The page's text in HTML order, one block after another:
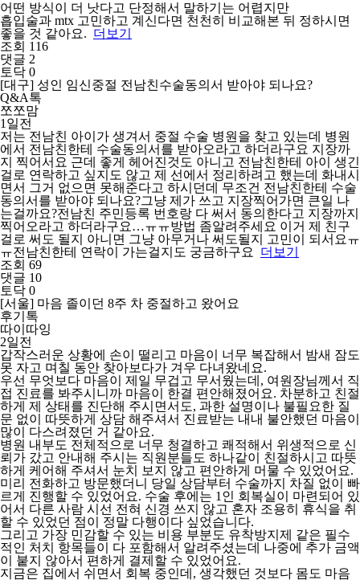
어떤 방식이 더 낫다고 단정해서 말하기는 어렵지만
흡입술과 mtx 고민하고 계신다면 천천히 비교해본 뒤 정하시면
좋을 것 같아요. 더보기
조회 116
댓글 2
토닥 0
[대구] 성인 임신중절 전남친수술동의서 받아야 되나요?
Q&A톡
쪼쪼맘
1일전
저는 전남친 아이가 생겨서 중절 수술 병원을 찾고 있는데 병원
에서 전남친한테 수술동의서를 받아오라고 하더라구요 지장까
지 찍어서요 근데 좋게 헤어진것도 아니고 전남친한테 아이 생긴
걸로 연락하고 싶지도 않고 제 선에서 정리하려고 했는데 화내시
면서 그거 없으면 못해준다고 하시던데 무조건 전남친한테 수술
동의서를 받아야 되나요?그냥 제가 쓰고 지장찍어가면 큰일 나
는걸까요?전남친 주민등록 번호랑 다 써서 동의한다고 지장까지
찍어오라고 하더라구요…ㅠㅠ방법 좀알려주세요 이거 제 친구
걸로 써도 될지 아니면 그냥 아무거나 써도될지 고민이 되서요ㅠ
ㅠ전남친한테 연락이 가는걸지도 궁금하구요
더보기
조회 69
댓글 10
토닥 0
[서울] 마음 졸이던 8주 차 중절하고 왔어요
후기톡
따이따잉
2일전
갑작스러운 상황에 손이 떨리고 마음이 너무 복잡해서 밤새 잠도
못 자고 며칠 동안 찾아보다가 겨우 다녀왔네요.
우선 무엇보다 마음이 제일 무겁고 무서웠는데, 여원장님께서 직
접 진료를 봐주시니까 마음이 한결 편안해졌어요. 차분하고 친절
하게 제 상태를 진단해 주시면서도, 과한 설명이나 불필요한 질
문 없이 따뜻하게 상담 해주셔서 진료받는 내내 불안했던 마음이
많이 다스려졌던 거 같아요.
병원 내부도 전체적으로 너무 청결하고 쾌적해서 위생적으로 신
뢰가 갔고 안내해 주시는 직원분들도 하나같이 친절하시고 따뜻
하게 케어해 주셔서 눈치 보지 않고 편안하게 머물 수 있었어요.
미리 전화하고 방문했더니 당일 상담부터 수술까지 차질 없이 빠
르게 진행할 수 있었어요. 수술 후에는 1인 회복실이 마련되어 있
어서 다른 사람 시선 전혀 신경 쓰지 않고 혼자 조용히 휴식을 취
할 수 있었던 점이 정말 다행이다 싶었습니다.
그리고 가장 민감할 수 있는 비용 부분도 유착방지제 같은 필수
적인 처치 항목들이 다 포함해서 알려주셨는데 나중에 추가 금액
이 붙지 않아서 편하게 결제할 수 있었어요.
지금은 집에서 쉬면서 회복 중인데, 생각했던 것보다 몸도 마음